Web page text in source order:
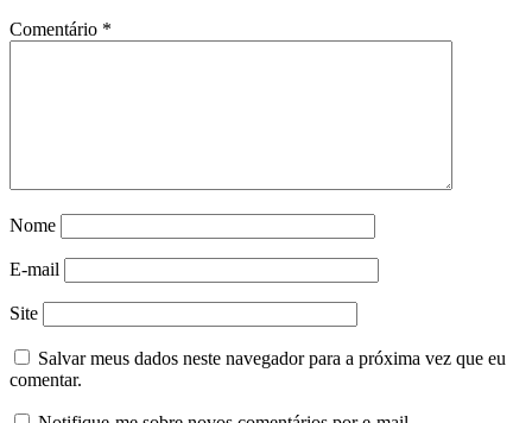
Comentário *
Nome
E-mail
Site
Salvar meus dados neste navegador para a próxima vez que eu
comentar.